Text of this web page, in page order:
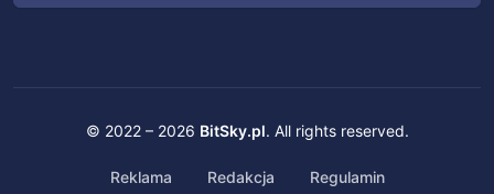
© 2022 – 2026 BitSky.pl. All rights reserved.
Reklama Redakcja Regulamin